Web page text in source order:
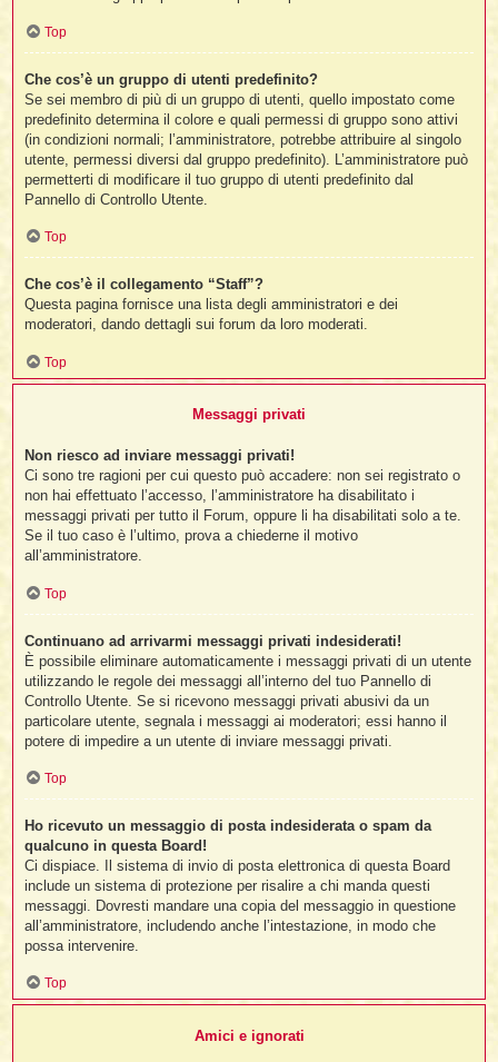
Top
Che cos’è un gruppo di utenti predefinito?
Se sei membro di più di un gruppo di utenti, quello impostato come
predefinito determina il colore e quali permessi di gruppo sono attivi
(in condizioni normali; l’amministratore, potrebbe attribuire al singolo
utente, permessi diversi dal gruppo predefinito). L’amministratore può
permetterti di modificare il tuo gruppo di utenti predefinito dal
Pannello di Controllo Utente.
Top
Che cos’è il collegamento “Staff”?
Questa pagina fornisce una lista degli amministratori e dei
moderatori, dando dettagli sui forum da loro moderati.
Top
Messaggi privati
Non riesco ad inviare messaggi privati!
Ci sono tre ragioni per cui questo può accadere: non sei registrato o
non hai effettuato l’accesso, l’amministratore ha disabilitato i
messaggi privati per tutto il Forum, oppure li ha disabilitati solo a te.
Se il tuo caso è l’ultimo, prova a chiederne il motivo
all’amministratore.
Top
Continuano ad arrivarmi messaggi privati indesiderati!
È possibile eliminare automaticamente i messaggi privati ​​di un utente
utilizzando le regole dei messaggi all’interno del tuo Pannello di
Controllo Utente. Se si ricevono messaggi privati ​​abusivi da un
particolare utente, segnala i messaggi ai moderatori; essi hanno il
potere di impedire a un utente di inviare messaggi privati​​.
Top
Ho ricevuto un messaggio di posta indesiderata o spam da
qualcuno in questa Board!
Ci dispiace. Il sistema di invio di posta elettronica di questa Board
include un sistema di protezione per risalire a chi manda questi
messaggi. Dovresti mandare una copia del messaggio in questione
all’amministratore, includendo anche l’intestazione, in modo che
possa intervenire.
Top
Amici e ignorati